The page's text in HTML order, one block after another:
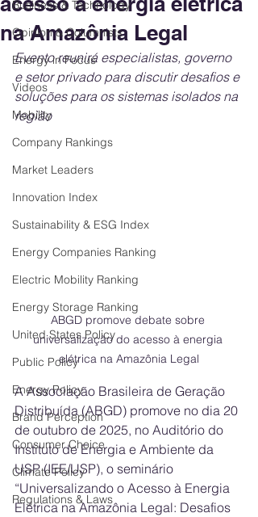
Business & Technology
Opinion & Columnists
Energy in Focus
Videos
Mobility
Company Rankings
Market Leaders
Innovation Index
Sustainability & ESG Index
Energy Companies Ranking
Electric Mobility Ranking
Energy Storage Ranking
United States Policy
Public Policy
Energy Policy
Brand Perception
Consumer Choice
Climate Policy
Regulations & Laws
na Amazônia Legal
Evento reunirá especialistas, governo
e setor privado para discutir desafios e
soluções para os sistemas isolados na
região
ABGD promove debate sobre
universalização do acesso à energia
elétrica na Amazônia Legal
A Associação Brasileira de Geração
Distribuída (ABGD) promove no dia 20
de outubro de 2025, no Auditório do
Instituto de Energia e Ambiente da
USP (IEE/USP), o seminário
“Universalizando o Acesso à Energia
Elétrica na Amazônia Legal: Desafios